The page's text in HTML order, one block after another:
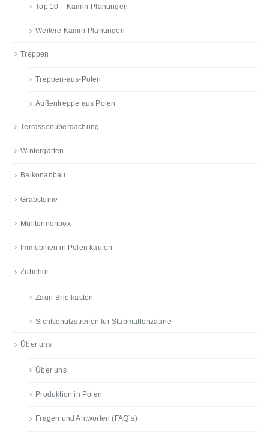
Top 10 – Kamin-Planungen
Weitere Kamin-Planungen
Treppen
Treppen-aus-Polen
Außentreppe aus Polen
Terrassenüberdachung
Wintergärten
Balkonanbau
Grabsteine
Mülltonnenbox
Immobilien in Polen kaufen
Zubehör
Zaun-Briefkästen
Sichtschutzstreifen für Stabmattenzäune
Über uns
Über uns
Produktion in Polen
Fragen und Antworten (FAQ´s)